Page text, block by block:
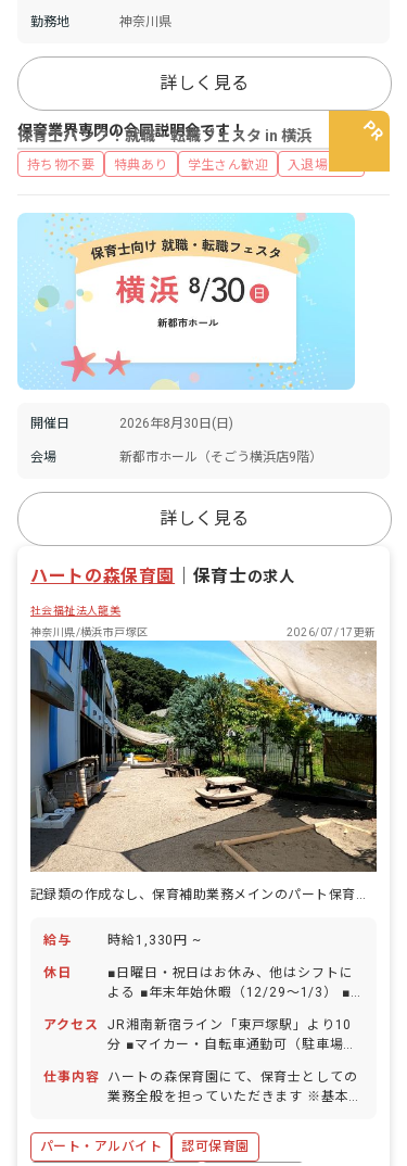
勤務地 神奈川県
詳しく見る
保育士バンク！就職・転職フェスタ in 横浜
保育業界専門の合同説明会です！
持ち物不要 特典あり 学生さん歓迎 入退場自由
開催日 2026年8月30日(日)
会場 新都市ホール（そごう横浜店9階）
詳しく見る
ハートの森保育園 保育士の求人
社会福祉法人龍美
神奈川県/横浜市戸塚区
2026/07/17更新
記録類の作成なし、保育補助業務メインのパート保育士を募集！経験不問
給与 時給1,330円 ~
休日
■日曜日・祝日はお休み、他はシフトに
よる ■年末年始休暇（12/29～1/3） ■
日単位での取得可能／有給休暇を使って
5日以上の連休も取得可能） ■慶弔休暇
■出産前後・育児休暇（取得率100％・
復帰率100%） ■介護休暇・看護休暇
アクセス
JR湘南新宿ライン「東戸塚駅」より10
分 ■マイカー・自転車通勤可（駐車場は
仕事内容
ハートの森保育園にて、保育士としての
業務全般を担っていただきます ※基本的
具体的な仕事内容 ・保育補助 ・個別日
誌 ・ 配膳 ・連絡帳 など
パート・アルバイト
認可保育園